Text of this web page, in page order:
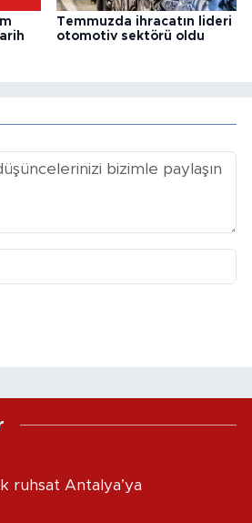
Temmuzda ihracatın lideri
otomotiv sektörü oldu
İlk ruhsat Antalya’ya